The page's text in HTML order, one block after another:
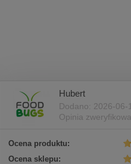
Hubert
Dodano: 2026-06-
Opinia
Ocena produktu:
Ocena sklepu: